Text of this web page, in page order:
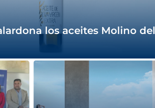
los aceites Molino del